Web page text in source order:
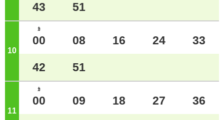
43 51
10
ｶ
00 08 16 24 33
42 51
11
ｶ
00 09 18 27 36